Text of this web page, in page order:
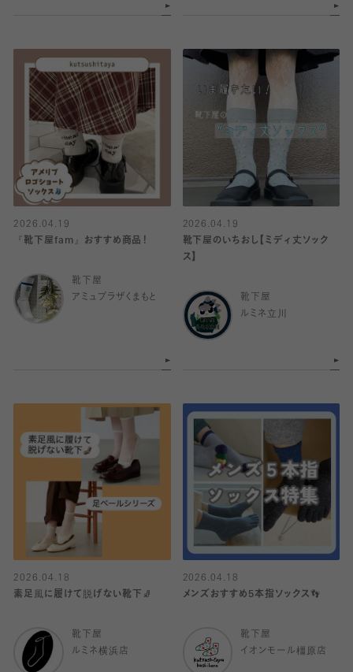
2026.04.19
『靴下屋fam』おすすめ商品！
靴下屋
アミュプラザくまもと
2026.04.19
靴下屋のいちおし【ミディ丈ソック
ス】
靴下屋
ルミネ立川
2026.04.18
素足風に履けて脱げない靴下🧦
靴下屋
ルミネ横浜店
2026.04.18
メンズおすすめ5本指ソックス👣
靴下屋
イオンモール橿原店